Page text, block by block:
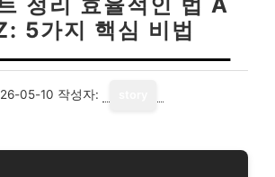
5가지 핵심 비법
05-10 작성자: